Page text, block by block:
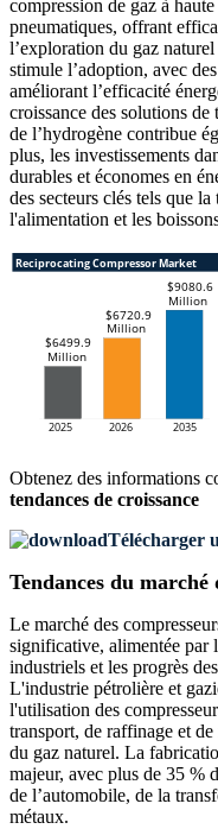
compression de gaz à
pneumatiques, offrant
l’exploration du gaz
stimule l’adoption, avec
améliorant l’efficacité
croissance des solutions
de l’hydrogène contribue
plus, les investissements
durables et économes en
des secteurs clés tels que
l'alimentation et les
Obtenez des informations
tendances de croissance
Télécharger
Tendances du
Le marché des
significative, alimentée par
industriels et les progrès
L'industrie pétrolière et
l'utilisation des
transport, de raffinage et
du gaz naturel. La
majeur, avec plus de 35 %
de l’automobile, de la
métaux.